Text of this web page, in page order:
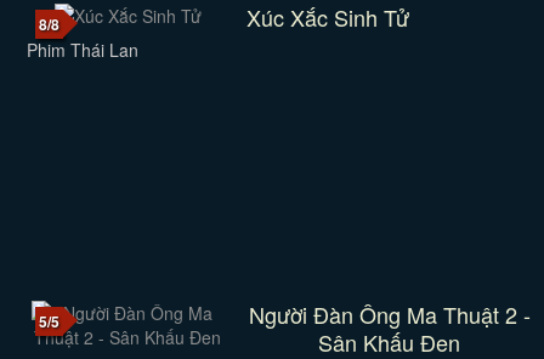
8/8 Xúc Xắc Sinh Tử
Phim Thái Lan
5/5
Người Đàn Ông Ma Thuật 2 -
Sân Khấu Đen